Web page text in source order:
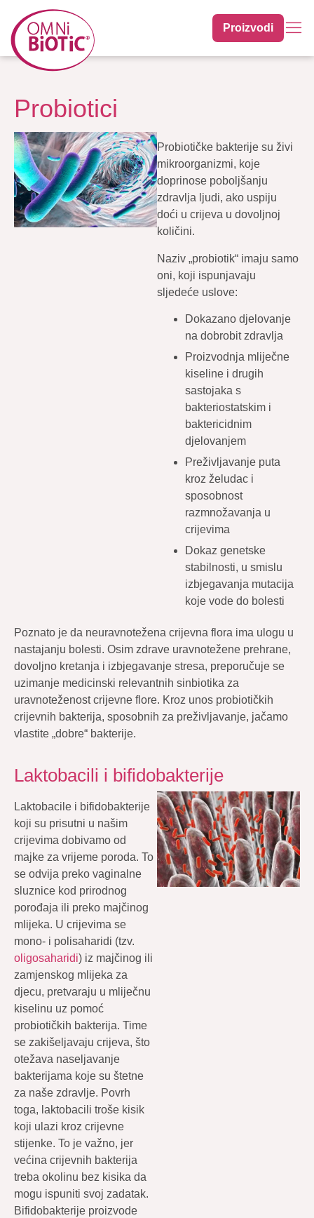
Proizvodi
Probiotici
Probiotičke bakterije su živi
mikroorganizmi, koje
doprinose poboljšanju
zdravlja ljudi, ako uspiju
doći u crijeva u dovoljnoj
količini.
Naziv „probiotik“ imaju samo
oni, koji ispunjavaju
sljedeće uslove:
Dokazano djelovanje
na dobrobit zdravlja
Proizvodnja mliječne
kiseline i drugih
sastojaka s
bakteriostatskim i
baktericidnim
djelovanjem
Preživljavanje puta
kroz želudac i
sposobnost
razmnožavanja u
crijevima
Dokaz genetske
stabilnosti, u smislu
izbjegavanja mutacija
koje vode do bolesti
Poznato je da neuravnotežena crijevna flora ima ulogu u
nastajanju bolesti. Osim zdrave uravnotežene prehrane,
dovoljno kretanja i izbjegavanje stresa, preporučuje se
uzimanje medicinski relevantnih sinbiotika za
uravnoteženost crijevne flore. Kroz unos probiotičkih
crijevnih bakterija, sposobnih za preživljavanje, jačamo
vlastite „dobre“ bakterije.
Laktobacili i bifidobakterije
Laktobacile i bifidobakterije
koji su prisutni u našim
crijevima dobivamo od
majke za vrijeme poroda. To
se odvija preko vaginalne
sluznice kod prirodnog
porođaja ili preko majčinog
mlijeka. U crijevima se
mono- i polisaharidi (tzv.
oligosaharidi) iz majčinog ili
zamjenskog mlijeka za
djecu, pretvaraju u mliječnu
kiselinu uz pomoć
probiotičkih bakterija. Time
se zakišeljavaju crijeva, što
otežava naseljavanje
bakterijama koje su štetne
za naše zdravlje. Povrh
toga, laktobacili troše kisik
koji ulazi kroz crijevne
stijenke. To je važno, jer
većina crijevnih bakterija
treba okolinu bez kisika da
mogu ispuniti svoj zadatak.
Bifidobakterije proizvode